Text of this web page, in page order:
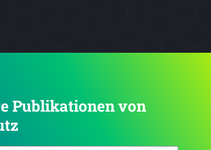
Publikationen von